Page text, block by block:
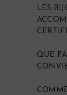
LES
QUE